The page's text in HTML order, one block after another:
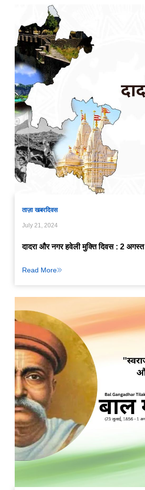
ताज़ा खबरदिवस
July 21, 2024
दादरा और नगर हवेली मुक्ति दिवस : 2 अगस्त
Read More